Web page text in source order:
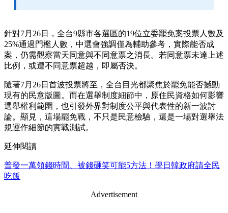
針對7月26日，全台9縣市各選區的19位立委罷免案投票人數及
25%通過門檻人數，中選會強調僅為輔助參考，實際能否成
案，仍需觀察當天同意與不同意票之消長。若同意票未達上述
比例，或遭不同意票超越，即屬否決。
隨著7月26日首波投票將至，全台目光都聚焦於罷免能否撼動
現有的民意版圖。而在選舉制度細節中，原住民資格如何影響
選舉權利範圍，也引發外界對制度公平與代表性的新一波討
論。顯見，這場罷免戰，不只是民意檢驗，還是一場對選舉法
規運作細節的實戰測試。
延伸閱讀
普發一萬領錢時間、被錢砸笑可能5方法！學日韓政府請全民
吃飯
Advertisement